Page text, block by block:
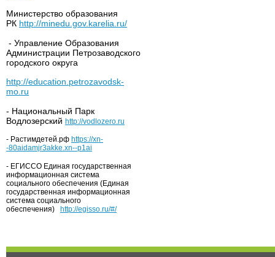
Министерство образования
РК http://minedu.gov.karelia.ru/
- Управление Образования
Администрации Петрозаводского
городского округа
http://education.petrozavodsk-
mo.ru
- Национальный Парк
Водлозерский http://vodlozero.ru
- Растимдетей.рф https://xn-
-80aidamjr3akke.xn--p1ai
- ЕГИССО Единая государственная
информационная система
социального обеспечения (Единая
государственная информационная
система социального
обеспечения)
http://egisso.ru/#/